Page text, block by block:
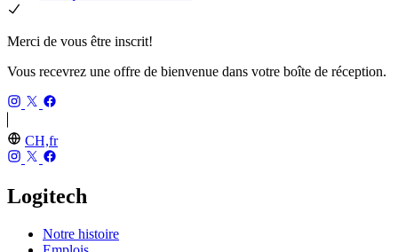
Merci de vous être inscrit!
Vous recevrez une offre de bienvenue dans votre boîte de réception.
CH,fr
Logitech
Notre histoire